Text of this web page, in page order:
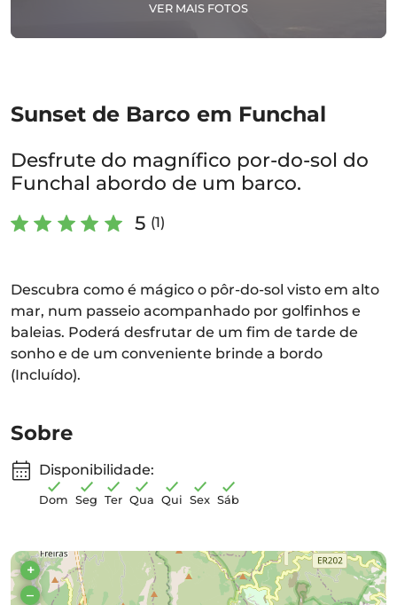
VER MAIS FOTOS
Sunset de Barco em Funchal
Desfrute do magnífico por-do-sol do
Funchal abordo de um barco.
5 (1)
Descubra como é mágico o pôr-do-sol visto em alto
mar, num passeio acompanhado por golfinhos e
baleias. Poderá desfrutar de um fim de tarde de
sonho e de um conveniente brinde a bordo
(Incluído).
Sobre
Disponibilidade:
Dom Seg Ter Qua Qui Sex Sáb
+
–